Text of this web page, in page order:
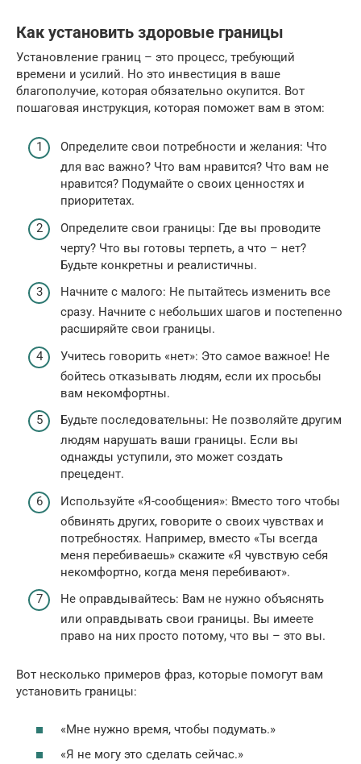
Как установить здоровые границы
Установление границ – это процесс, требующий
времени и усилий. Но это инвестиция в ваше
благополучие, которая обязательно окупится. Вот
пошаговая инструкция, которая поможет вам в этом:
Определите свои потребности и желания: Что
для вас важно? Что вам нравится? Что вам не
нравится? Подумайте о своих ценностях и
приоритетах.
Определите свои границы: Где вы проводите
черту? Что вы готовы терпеть, а что – нет?
Будьте конкретны и реалистичны.
Начните с малого: Не пытайтесь изменить все
сразу. Начните с небольших шагов и постепенно
расширяйте свои границы.
Учитесь говорить «нет»: Это самое важное! Не
бойтесь отказывать людям, если их просьбы
вам некомфортны.
Будьте последовательны: Не позволяйте другим
людям нарушать ваши границы. Если вы
однажды уступили, это может создать
прецедент.
Используйте «Я-сообщения»: Вместо того чтобы
обвинять других, говорите о своих чувствах и
потребностях. Например, вместо «Ты всегда
меня перебиваешь» скажите «Я чувствую себя
некомфортно, когда меня перебивают».
Не оправдывайтесь: Вам не нужно объяснять
или оправдывать свои границы. Вы имеете
право на них просто потому, что вы – это вы.
Вот несколько примеров фраз, которые помогут вам
установить границы:
«Мне нужно время, чтобы подумать.»
«Я не могу это сделать сейчас.»